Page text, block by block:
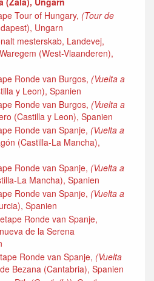
Tour of Hungary, (Tour de
Ungarn
mesterskab, Landevej,
(West-Vlaanderen),
Ronde van Burgos, (Vuelta a
y Leon), Spanien
Ronde van Burgos, (Vuelta a
(Castilla y Leon), Spanien
Ronde van Spanje, (Vuelta a
(Castilla-La Mancha),
Ronde van Spanje, (Vuelta a
La Mancha), Spanien
Ronde van Spanje, (Vuelta a
Spanien
Ronde van Spanje,
de la Serena
Ronde van Spanje, (Vuelta
Bezana (Cantabria), Spanien